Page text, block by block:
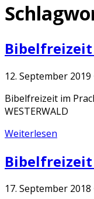
Bibelfreizeit
12. September 2019
Bibelfreizeit im
WESTERWALD
Weiterlesen
Bibelfreizeit
17. September 2018